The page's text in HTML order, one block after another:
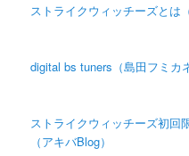
ストライクウィッチーズとは
digital bs tuners（島田フミカ
ストライクウィッチーズ初回
（アキバBlog）